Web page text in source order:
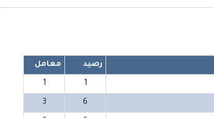
رصيد معامل
1
1
6
3